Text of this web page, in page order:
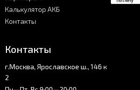
Калькулятор АКБ
Контакты
Контакты
г.Москва, Ярославское ш., 146 к
2